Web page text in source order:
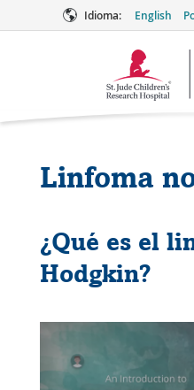
Idioma: English
Linfoma
¿Qué es el
Hodgkin?
este